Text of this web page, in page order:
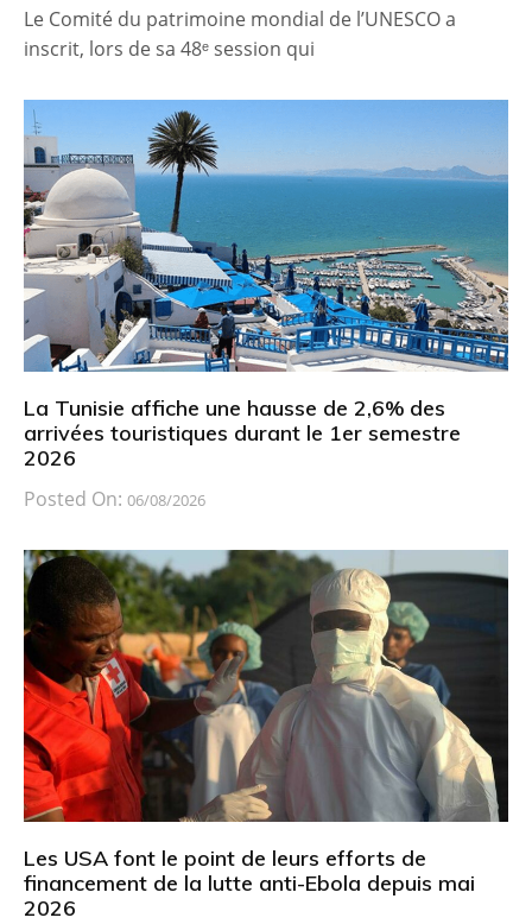
Le Comité du patrimoine mondial de l’UNESCO a
inscrit, lors de sa 48ᵉ session qui
La Tunisie affiche une hausse de 2,6% des
arrivées touristiques durant le 1er semestre
2026
Posted On: 06/08/2026
Les USA font le point de leurs efforts de
financement de la lutte anti-Ebola depuis mai
2026